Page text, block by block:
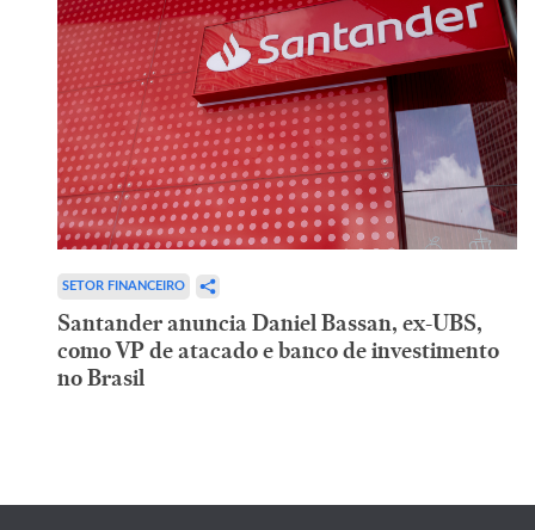
SETOR FINANCEIRO
Santander anuncia Daniel Bassan, ex-UBS,
como VP de atacado e banco de investimento
no Brasil